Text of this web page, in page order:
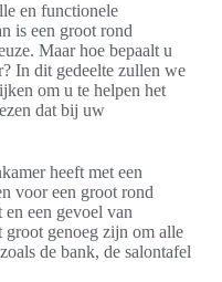
en functionele
is een groot rond
Maar hoe bepaalt u
In dit gedeelte zullen we
om u te helpen het
dat bij uw
heeft met een
voor een groot rond
een gevoel van
groot genoeg zijn om alle
de bank, de salontafel